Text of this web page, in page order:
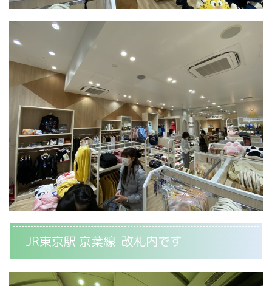
JR東京駅 京葉線 改札内です